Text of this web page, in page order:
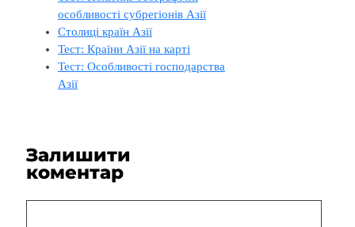
особливості cубрегіонів Азії
Столиці країн Азії
Тест: Країни Азії на карті
Тест: Особливості господарства
Азії
Залишити
коментар